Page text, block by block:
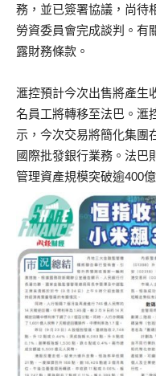
務，並已簽署協議，尚待
勞資委員會完成談判。有
露財務條款。
滙控預計今次出售將產生
名員工將轉移至法巴。滙
示，今次交易將簡化集團
國際批發銀行業務。法巴
管理資產規模突破逾400億